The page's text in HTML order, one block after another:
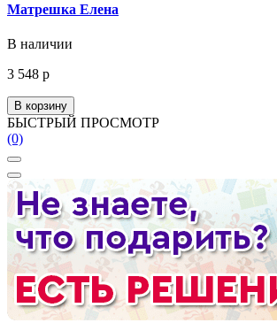
Матрешка Елена
В наличии
3 548 р
В корзину
БЫСТРЫЙ ПРОСМОТР
(0)